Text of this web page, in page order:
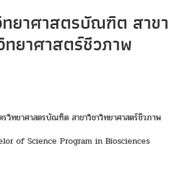
ยาศาสตรบัณฑิต สาขา
ทยาศาสตร์ชีวภาพ
รวิทยาศาสตรบัณฑิต สาขาวิชาวิทยาศาสตร์ชีวภาพ
of Science Program in Biosciences